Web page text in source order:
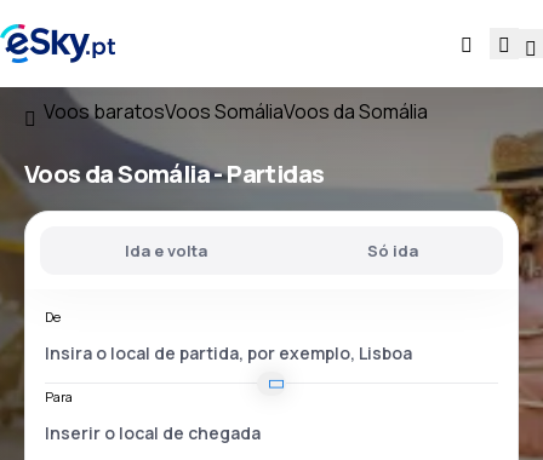
Voos baratosVoos SomáliaVoos da Somália
Voosda Somália- Partidas
Ida e volta Só ida
De
Para